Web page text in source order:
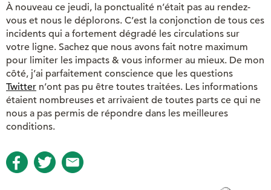
À nouveau ce jeudi, la ponctualité n’était pas au rendez-
vous et nous le déplorons. C’est la conjonction de tous ces
incidents qui a fortement dégradé les circulations sur
votre ligne. Sachez que nous avons fait notre maximum
pour limiter les impacts & vous informer au mieux. De mon
côté, j’ai parfaitement conscience que les questions
Twitter n’ont pas pu être toutes traitées. Les informations
étaient nombreuses et arrivaient de toutes parts ce qui ne
nous a pas permis de répondre dans les meilleures
conditions.